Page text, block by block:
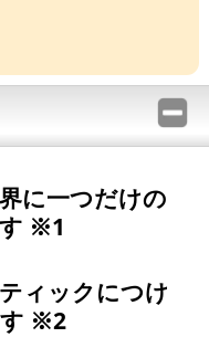
に一つだけの
※1
ィックにつけ
す ※2